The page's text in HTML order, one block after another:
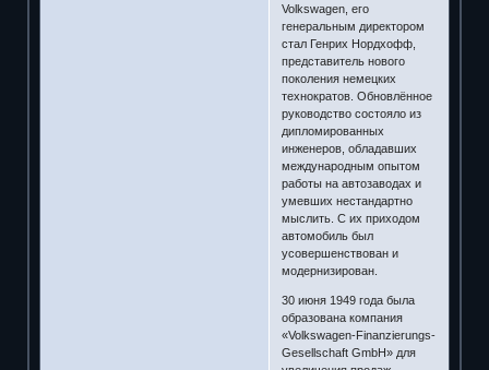
Volkswagen, его
генеральным директором
стал Генрих Нордхофф,
представитель нового
поколения немецких
технократов. Обновлённое
руководство состояло из
дипломированных
инженеров, обладавших
международным опытом
работы на автозаводах и
умевших нестандартно
мыслить. С их приходом
автомобиль был
усовершенствован и
модернизирован.
30 июня 1949 года была
образована компания
«Volkswagen-Finanzierungs-
Gesellschaft GmbH» для